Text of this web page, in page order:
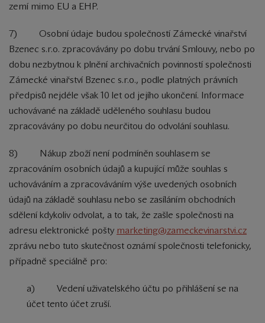
zemí mimo EU a EHP.
7) Osobní údaje budou společností Zámecké vinařství
Bzenec s.r.o. zpracovávány po dobu trvání Smlouvy, nebo po
dobu nezbytnou k plnění archivačních povinností společnosti
Zámecké vinařství Bzenec s.r.o., podle platných právních
předpisů nejdéle však 10 let od jejího ukončení. Informace
uchovávané na základě uděleného souhlasu budou
zpracovávány po dobu neurčitou do odvolání souhlasu.
8) Nákup zboží není podmíněn souhlasem se
zpracováním osobních údajů a kupující může souhlas s
uchováváním a zpracováváním výše uvedených osobních
údajů na základě souhlasu nebo se zasíláním obchodních
sdělení kdykoliv odvolat, a to tak, že zašle společnosti na
adresu elektronické pošty marketing@zameckevinarstvi.cz
zprávu nebo tuto skutečnost oznámí společnosti telefonicky,
případně speciálně pro:
a) Vedení uživatelského účtu po přihlášení se na
účet tento účet zruší.